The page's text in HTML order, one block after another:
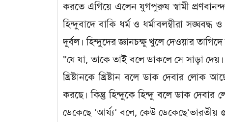
করতে এগিয়ে এলেন যুগপুরুষ স্বামী
হিন্দুবাদে বাকি ধর্ম ও ধর্মাবলম্বীরা সঙ্ঘবদ্ধ
দুর্বল। হিন্দুদের জ্ঞানচক্ষু খুলে দেওয়ার
“যে যা, তাকে তাই বলে ডাকলে সে সাড়া
খ্রিষ্টানকে খ্রিষ্টান বলে ডাক দেবার লোক
করছে। কিন্তু হিন্দুকে হিন্দু বলে ডাক
ডেকেছে ‘আর্য্য’ বলে, কেউ